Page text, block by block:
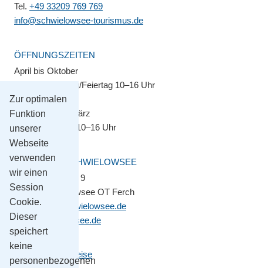
Zur optimalen
Funktion
unserer
Webseite
verwenden
wir einen
Session
Cookie.
Dieser
speichert
keine
personenbezogenen
Tel. +49 33209 769 769
info@schwielowsee-tourismus.de
ÖFFNUNGSZEITEN
April bis Oktober
Montag–Sonntag/Feiertag 10–16 Uhr
November bis März
Montag–Freitag 10–16 Uhr
GEMEINDE SCHWIELOWSEE
Potsdamer Platz 9
14548 Schwielowsee OT Ferch
gemeinde@schwielowsee.de
www.schwielowsee.de
Kontakt & Anreise